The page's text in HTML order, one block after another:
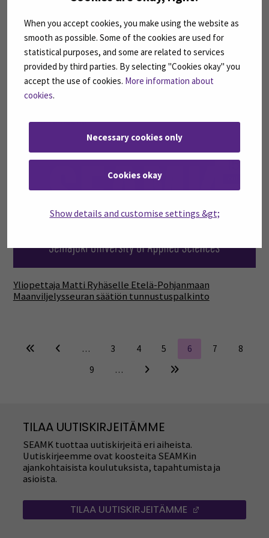
When you accept cookies, you make using the website as
smooth as possible. Some of the cookies are used for
statistical purposes, and some are related to services
provided by third parties. By selecting "Cookies okay" you
accept the use of cookies. More information about
cookies.
Necessary cookies only
Cookies okay
Show details and customise settings &gt;
julkaisun aiheena
15
Yliopettaja Matti Ryhäselle Etelä-Pohjanmaan
Maanviljelysseuran säätiön tunnustuspalkinto
… 3 4 5 6 7
8
9
…
TILAA UUTISKIRJEITÄMME
SEAMK tuottaa uutiskirjeitä eri aiheista.
Uutiskirjeemme ovat koosteita SEAMKin
ajankohtaisista koulutuksista, tapahtumista ja
asioista.
TILAA UUTISKIRJEITÄMME